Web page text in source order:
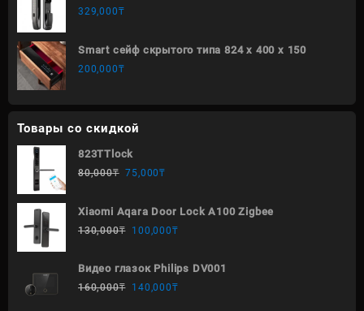
329,000₸
Smart сейф скрытого типа 824 х 400 х 150
200,000₸
Товары со скидкой
823TTlock
80,000₸ 75,000₸
Xiaomi Aqara Door Lock A100 Zigbee
130,000₸ 100,000₸
Видео глазок Philips DV001
160,000₸ 140,000₸